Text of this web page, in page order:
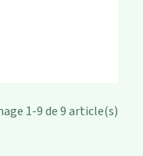
1-9 de 9 article(s)